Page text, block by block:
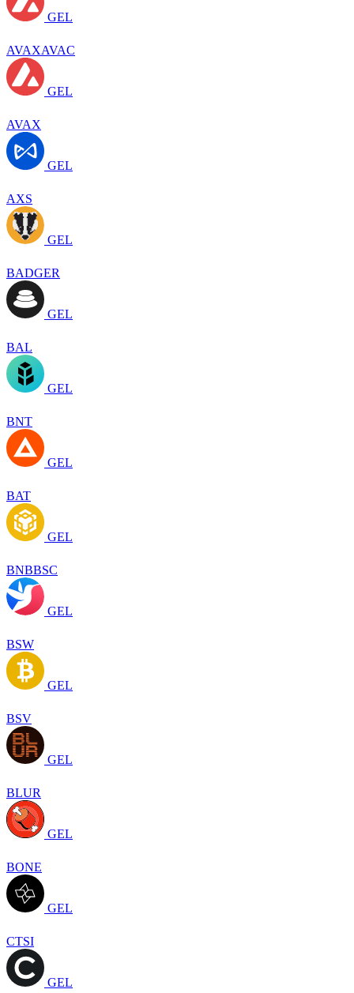
GEL
AVAXAVAC
GEL
AVAX
GEL
AXS
GEL
BADGER
GEL
BAL
GEL
BNT
GEL
BAT
GEL
BNBBSC
GEL
BSW
GEL
BSV
GEL
BLUR
GEL
BONE
GEL
CTSI
GEL